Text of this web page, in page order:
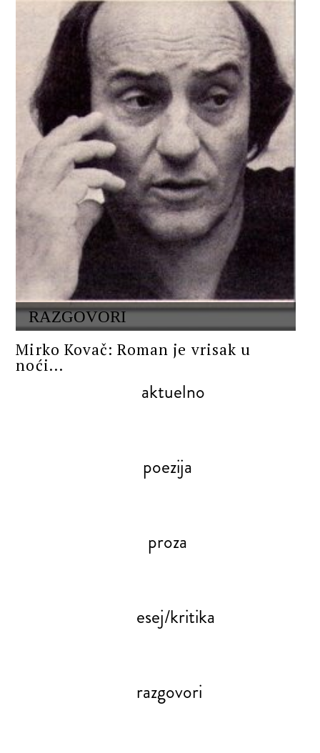
RAZGOVORI
Mirko Kovač: Roman je vrisak u
noći...
aktuelno
poezija
proza
esej/kritika
razgovori